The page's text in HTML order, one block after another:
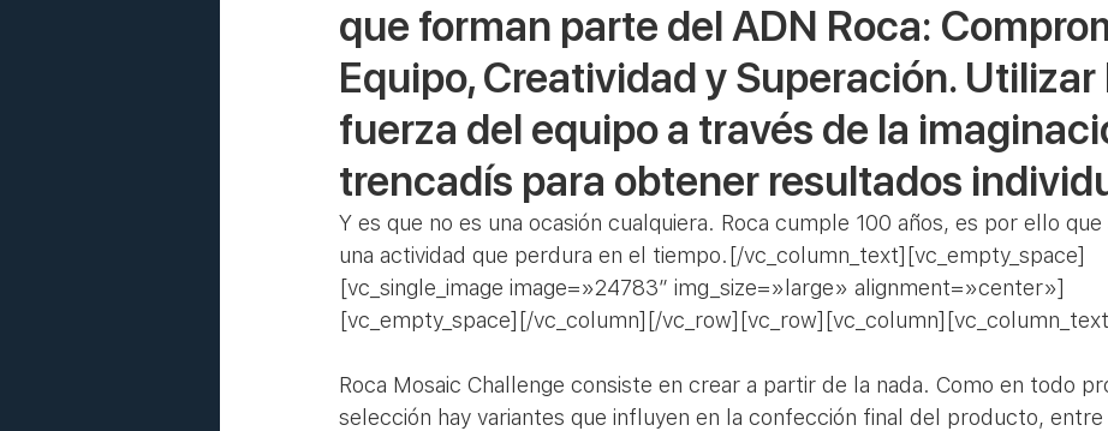
que forman parte del ADN Roca:
Equipo, Creatividad y Superación. Utilizar
fuerza del equipo a través de la
trencadís para obtener resultados
Y es que no es una ocasión cualquiera. Roca cumple 100 años, es por ello
una actividad que perdura en el tiempo.[/vc_column_text][vc_empty_space]
[vc_single_image image=»24783″ img_size=»large» alignment=»center»]
[vc_empty_space][/vc_column][/
Roca Mosaic Challenge consiste en crear a partir de la nada. Como en todo
selección hay variantes que influyen en la confección final del producto, entre